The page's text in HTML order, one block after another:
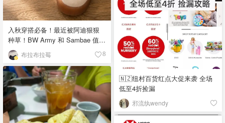
入秋穿搭必备！最近被阿迪狠狠
种草！BW Army 和 Sambae 值得
拥有！布拉布拉莓 8
🇳🇿纽村百货红点大促来袭 全场
低至4折捡漏
邪流纨wendy